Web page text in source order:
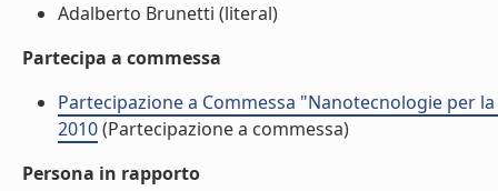
Adalberto Brunetti (literal)
Partecipa a commessa
Partecipazione a Commessa "Nanotecnologie per
2010(Partecipazione a commessa)
Persona in rapporto